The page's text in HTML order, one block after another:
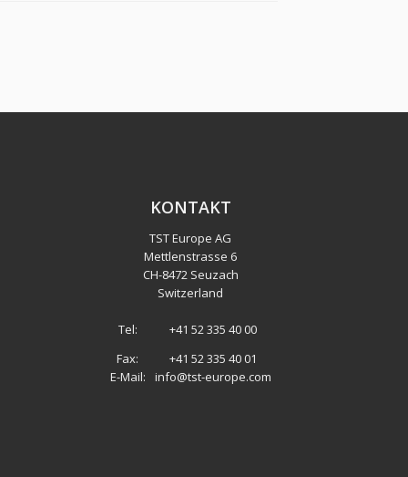
KONTAKT
TST Europe AG
Mettlenstrasse 6
CH-8472 Seuzach
Switzerland
Tel:
+41 52 335 40 00
Fax:
+41 52 335 40 01
E-Mail:
info@tst-europe.com